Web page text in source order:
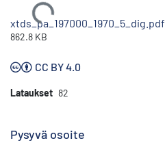
Ladataan...
xtds_pa_197000_1970_5_dig.pdf
862.8 KB
CC BY 4.0
Lataukset 82
Pysyvä osoite